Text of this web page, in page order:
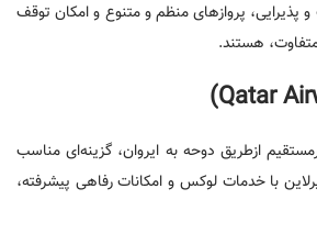
پذیرایی، پروازهای منظم و متنوع و امکان توقف
هستند.
ازطریق دوحه به ایروان، گزینه‌ای مناسب
با خدمات لوکس و امکانات رفاهی پیشرفته،